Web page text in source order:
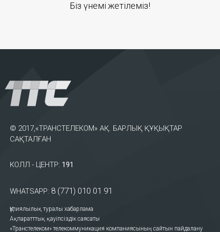
Біз үнемі жетілеміз!
© 2017,«ТРАНСТЕЛЕКОМ» АҚ. БАРЛЫҚ ҚҰҚЫҚТАР
САҚТАЛҒАН
КОЛЛ - ЦЕНТР: 191
WHATSAPP: 8 (771) 010 01 91
Құпиялылық туралы хабарлама
Ақпаратттық қауіпсіздік саясаты
«Транстелеком» телекоммуникация компаниясының сайтын пайдалану